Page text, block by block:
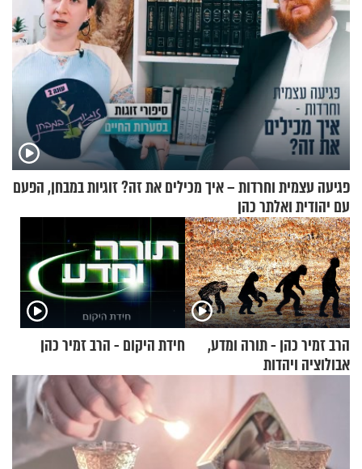
פגיעה עצמית וחרדות – איך מכילים את זה? זוגיות במבחן, הפעם
עם יהודית ואלתר כהן
הרב זמיר כהן - תורה ומדע,
אבולוציה ויהדות
חידת היקום - הרב זמיר כהן